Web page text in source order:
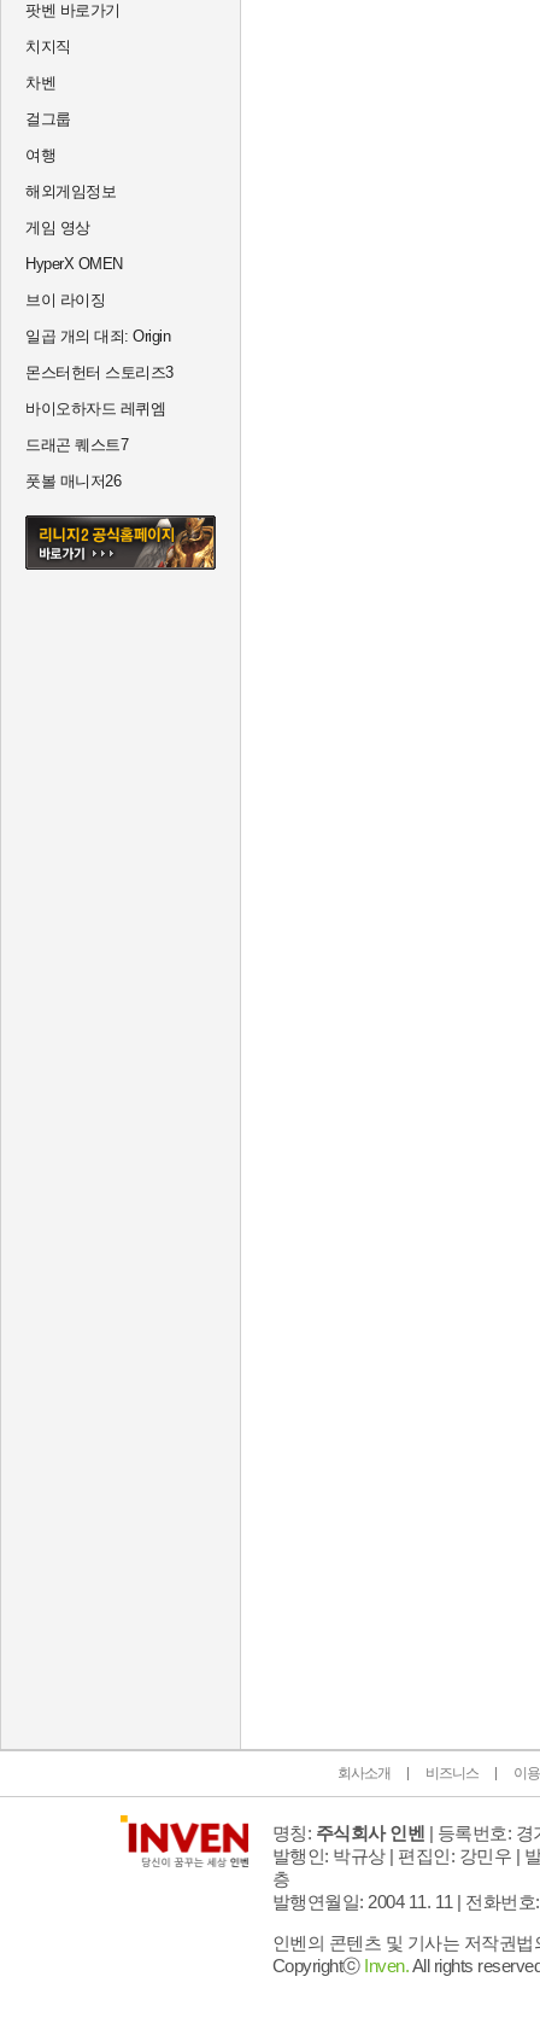
팟벤 바로가기
치지직
차벤
걸그룹
여행
해외게임정보
게임 영상
HyperX OMEN
브이 라이징
일곱 개의 대죄: Origin
몬스터헌터 스토리즈3
바이오하자드 레퀴엠
드래곤 퀘스트7
풋볼 매니저26
회사소개 비즈니스 이
명칭: 주식회사 인벤 | 등록번호: 경
발행인: 박규상 | 편집인: 강민우 |
층
발행연월일: 2004 11. 11 | 전화번호
인벤의 콘텐츠 및 기사는 저작권
Copyrightⓒ Inven.All rights